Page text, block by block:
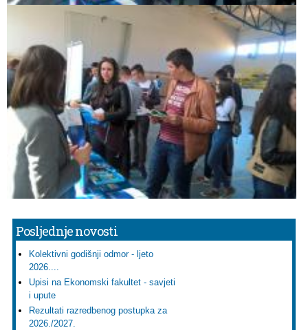
Posljednje novosti
Kolektivni godišnji odmor - ljeto
2026....
Upisi na Ekonomski fakultet - savjeti
i upute
Rezultati razredbenog postupka za
2026./2027.